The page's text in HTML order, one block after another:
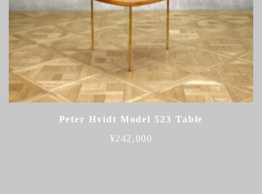
Peter Hvidt Model 523 Table
¥242,000